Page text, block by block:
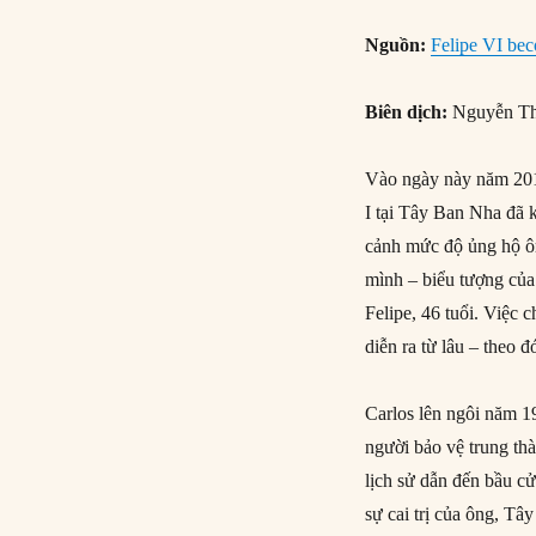
Nguồn: Felipe VI
Biên dịch: Nguyễn
Vào ngày này năm
I tại Tây Ban Nha đã
cảnh mức độ ủng hộ
mình – biểu tượng
Felipe, 46 tuổi. Việc
diễn ra từ lâu – theo
Carlos lên ngôi năm
người bảo vệ trung
lịch sử dẫn đến bầu
sự cai trị của ông,